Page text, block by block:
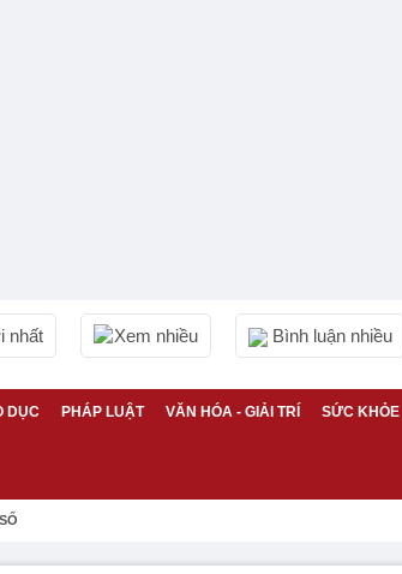
nhất Xem nhiều Bình luận nhiều
DỤC PHÁP LUẬT VĂN HÓA - GIẢI TRÍ SỨC KHỎE